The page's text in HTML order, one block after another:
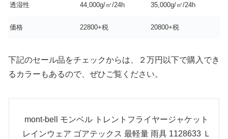
透湿性 44,000g/㎡/24h 35,000g/㎡/24h
価格 22800+税 20800+税
下記のセール品をチェックからは、２万円以下で購入でき
るカラーもあるので、ぜひご覧ください。
mont-bell モンベル トレントフライヤージャケット
レインウェア ゴアテックス 最軽量 雨具 1128633 Ｌ